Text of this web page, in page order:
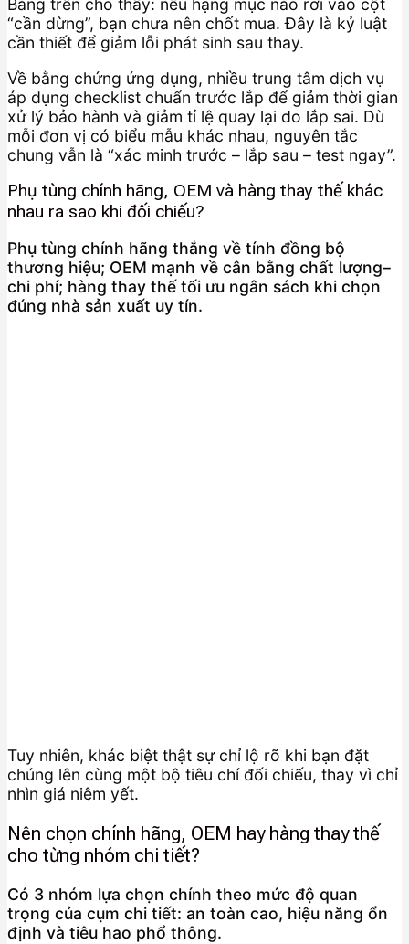
Bảng trên cho thấy: nếu hạng mục nào rơi vào cột
“cần dừng”, bạn chưa nên chốt mua. Đây là kỷ luật
cần thiết để giảm lỗi phát sinh sau thay.
Về bằng chứng ứng dụng, nhiều trung tâm dịch vụ
áp dụng checklist chuẩn trước lắp để giảm thời gian
xử lý bảo hành và giảm tỉ lệ quay lại do lắp sai. Dù
mỗi đơn vị có biểu mẫu khác nhau, nguyên tắc
chung vẫn là “xác minh trước – lắp sau – test ngay”.
Phụ tùng chính hãng, OEM và hàng thay thế khác
nhau ra sao khi đối chiếu?
Phụ tùng chính hãng thắng về tính đồng bộ
thương hiệu; OEM mạnh về cân bằng chất lượng–
chi phí; hàng thay thế tối ưu ngân sách khi chọn
đúng nhà sản xuất uy tín.
Tuy nhiên, khác biệt thật sự chỉ lộ rõ khi bạn đặt
chúng lên cùng một bộ tiêu chí đối chiếu, thay vì chỉ
nhìn giá niêm yết.
Nên chọn chính hãng, OEM hay hàng thay thế
cho từng nhóm chi tiết?
Có 3 nhóm lựa chọn chính theo mức độ quan
trọng của cụm chi tiết: an toàn cao, hiệu năng ổn
định và tiêu hao phổ thông.